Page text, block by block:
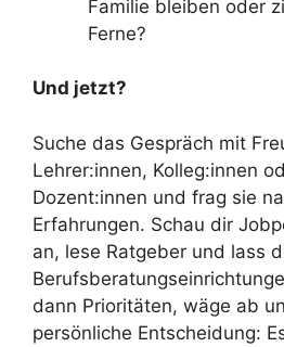
Familie bleiben oder
Ferne?
Und jetzt?
Suche das Gespräch mit
Lehrer:innen, Kolleg:innen
Dozent:innen und frag sie
Erfahrungen. Schau dir
an, lese Ratgeber und lass
dann Prioritäten, wäge ab
persönliche Entscheidung: